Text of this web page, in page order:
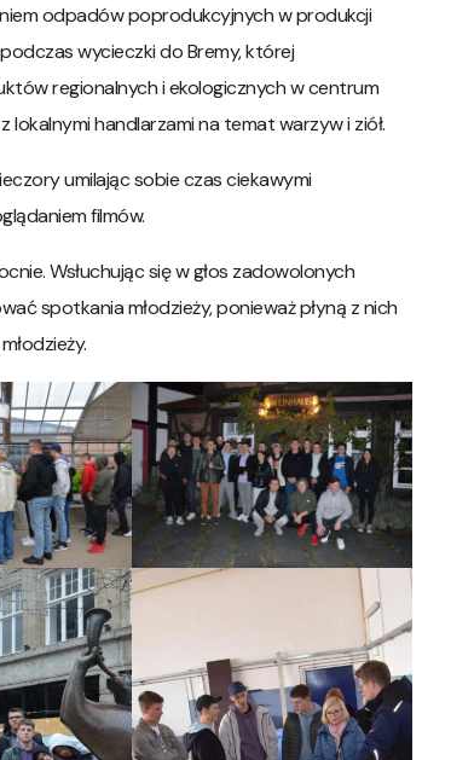
odpadów poprodukcyjnych w produkcji
wycieczki do Bremy, której
regionalnych i ekologicznych w centrum
handlarzami na temat warzyw i ziół.
umilając sobie czas ciekawymi
filmów.
Wsłuchując się w głos zadowolonych
spotkania młodzieży, ponieważ płyną z nich